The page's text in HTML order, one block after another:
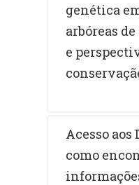
genética
arbóreas
e
Acesso aos
como